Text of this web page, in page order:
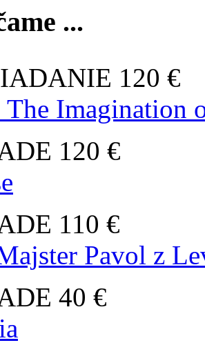
...
120 €
The Imagination
120 €
110 €
Pavol z
40 €